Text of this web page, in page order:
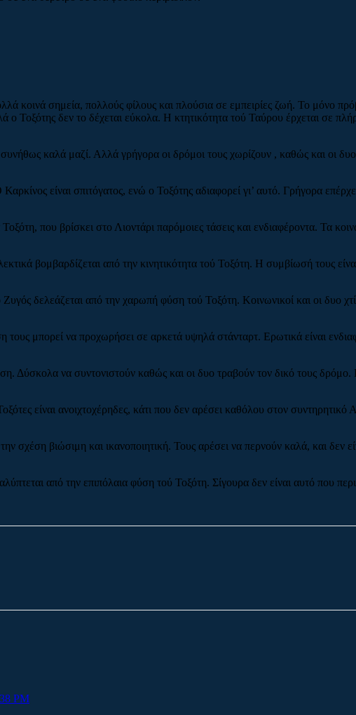
κοινά σημεία, πολλούς φίλους και πλούσια σε εμπειρίες ζωή. Το μόνο
ο Τοξότης δεν το δέχεται εύκολα. Η κτητικότητα τού Ταύρου έρχεται σε
καλά μαζί. Αλλά γρήγορα οι δρόμοι τους χωρίζουν , καθώς και οι δυο
είναι σπιτόγατος, ενώ ο Τοξότης αδιαφορεί γι’ αυτό. Γρήγορα
που βρίσκει στο Λιοντάρι παρόμοιες τάσεις και ενδιαφέροντα. Τα
βομβαρδίζεται από την κινητικότητα τού Τοξότη. Η συμβίωσή τους
δελεάζεται από την χαρωπή φύση τού Τοξότη. Κοινωνικοί και οι δυο
τους μπορεί να προχωρήσει σε αρκετά υψηλά στάνταρτ. Ερωτικά είναι
Δύσκολα να συντονιστούν καθώς και οι δυο τραβούν τον δικό τους δρόμο.
είναι ανοιχτοχέρηδες, κάτι που δεν αρέσει καθόλου στον
σχέση βιώσιμη και ικανοποιητική. Τους αρέσει να περνούν καλά, και δεν
από την επιπόλαια φύση τού Τοξότη. Σίγουρα δεν είναι αυτό που
PM